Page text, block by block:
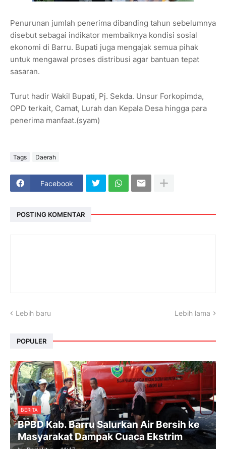
Penurunan jumlah penerima dibanding tahun sebelumnya
disebut sebagai indikator membaiknya kondisi sosial
ekonomi di Barru. Bupati juga mengajak semua pihak
untuk mengawal proses distribusi agar bantuan tepat
sasaran.
Turut hadir Wakil Bupati, Pj. Sekda. Unsur Forkopimda,
OPD terkait, Camat, Lurah dan Kepala Desa hingga para
penerima manfaat.(syam)
Tags Daerah
Facebook
POSTING KOMENTAR
Lebih baru Lebih lama
POPULER
BERITA
BPBD Kab. Barru Salurkan Air Bersih ke
Masyarakat Dampak Cuaca Ekstrim